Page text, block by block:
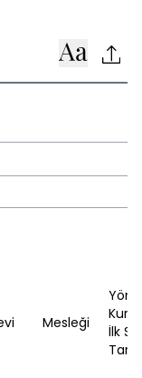
Mesleği
İlk
Tarihi